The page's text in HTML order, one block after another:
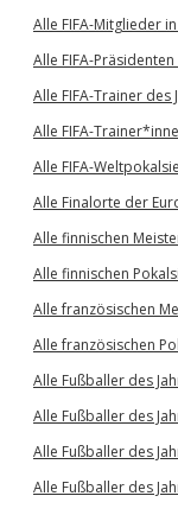
Alle FIFA-Mitglieder
Alle FIFA-
Alle FIFA-Trainer des
Alle FIFA-
Alle FIFA-
Alle Finalorte der
Alle finnischen
Alle finnischen
Alle französischen
Alle französischen
Alle Fußballer des
Alle Fußballer des
Alle Fußballer des
Alle Fußballer des